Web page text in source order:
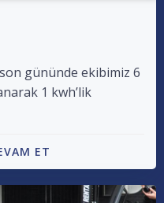
gününde ekibimiz 6
1 kwh’lik
ET